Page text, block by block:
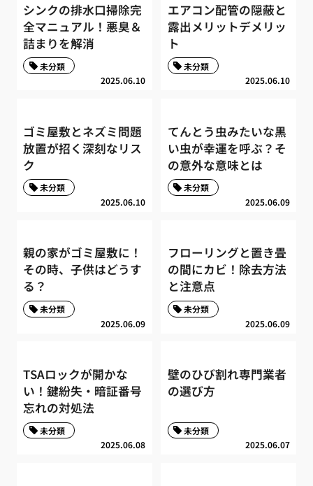
シンクの排水口掃除完
全マニュアル！悪臭＆
詰まりを解消
2025.06.10
未分類
エアコン配管の隠蔽と
露出メリットデメリッ
ト
2025.06.10
未分類
ゴミ屋敷とネズミ問題
放置が招く深刻なリス
ク
2025.06.10
未分類
てんとう虫みたいな黒
い虫が幸運を呼ぶ？そ
の意外な意味とは
2025.06.09
未分類
親の家がゴミ屋敷に！
その時、子供はどうす
る？
2025.06.09
未分類
フローリングと置き畳
の間にカビ！除去方法
と注意点
2025.06.09
未分類
TSAロックが開かな
い！鍵紛失・暗証番号
忘れの対処法
2025.06.08
未分類
壁のひび割れ専門業者
の選び方
2025.06.07
未分類